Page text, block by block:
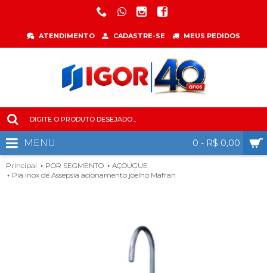
ATENDIMENTO CADASTRE-SE MEUS PEDIDOS
0 - R$ 0,00
MENU
Principal POR SEGMENTO
AÇOUGUE
Pia Inox de Assepsia acionamento joelho Mafran